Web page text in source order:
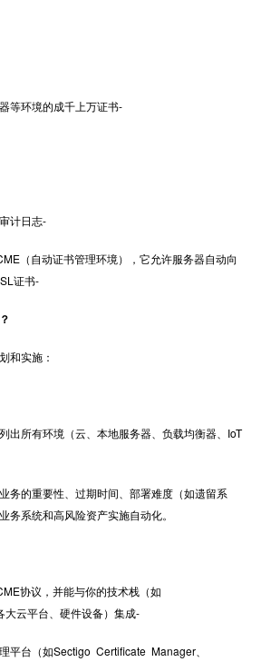
等环境的成千上万证书-
计日志-
（自动证书管理环境），它允许服务器自动向
证书-
和实施：
出所有环境（云、本地服务器、负载均衡器、IoT
务的重要性、过期时间、部署难度（如遗留系
务系统和高风险资产实施自动化。
协议，并能与你的技术栈（如
云平台、硬件设备）集成-
平台（如Sectigo Certificate Manager、